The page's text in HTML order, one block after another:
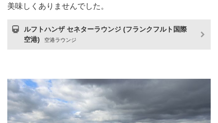
美味しくありませんでした。
ルフトハンザ セネターラウンジ (フランクフルト国際
空港)
空港ラウンジ